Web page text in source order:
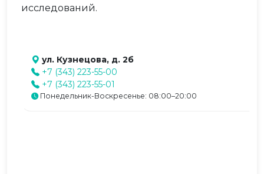
исследований.
ул. Кузнецова, д. 2б
+7 (343) 223-55-00
+7 (343) 223-55-01
Понедельник-Воскресенье: 08:00–20:00